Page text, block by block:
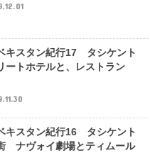
キスタン紀行17 タシケント
ートホテルと、レストラン
キスタン紀行16 タシケント
ナヴォイ劇場とティムール